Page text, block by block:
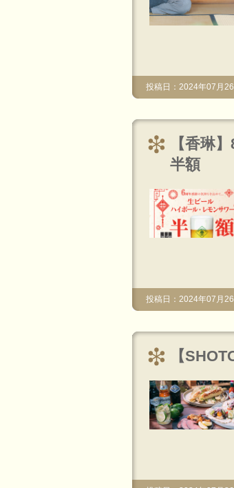
投稿日：2024年07月
【香琳
半額
投稿日：2024年07月
【